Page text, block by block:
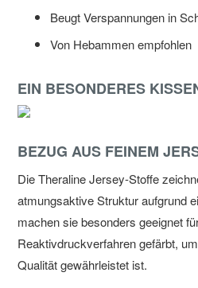
Beugt Verspannungen in
Von Hebammen empfohlen
EIN BESONDERES
BEZUG AUS FEINEM
Die Theraline Jersey-Stoffe
atmungsaktive Struktur aufgrund
machen sie besonders geeignet
Reaktivdruckverfahren gefärbt,
Qualität gewährleistet ist.
Anfang
Bildgalerie
springen